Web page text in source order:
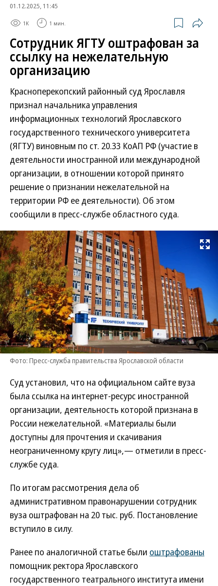
01.12.2025, 11:45
1K 1 мин.
Сотрудник ЯГТУ оштрафован за
ссылку на нежелательную
организацию
Красноперекопский районный суд Ярославля
признал начальника управления
информационных технологий Ярославского
государственного технического университета
(ЯГТУ) виновным по ст. 20.33 КоАП РФ (участие в
деятельности иностранной или международной
организации, в отношении которой принято
решение о признании нежелательной на
территории РФ ее деятельности). Об этом
сообщили в пресс-службе областного суда.
Развернуть
Фото: Пресс-служба правительства Ярославской области
Суд установил, что на официальном сайте вуза
была ссылка на интернет-ресурс иностранной
организации, деятельность которой признана в
России нежелательной. «Материалы были
доступны для прочтения и скачивания
неограниченному кругу лиц»,— отметили в пресс-
службе суда.
По итогам рассмотрения дела об
административном правонарушении сотрудник
вуза оштрафован на 20 тыс. руб. Постановление
вступило в силу.
Ранее по аналогичной статье были оштрафованы
помощник ректора Ярославского
государственного театрального института имени